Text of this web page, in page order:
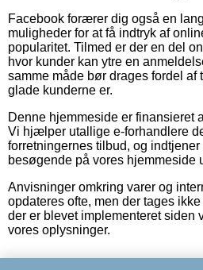
Facebook forærer dig også en
muligheder for at få indtryk af
popularitet. Tilmed er der en del
hvor kunder kan ytre en
samme måde bør drages fordel af
glade kunderne er.
Denne hjemmeside er finansieret
Vi hjælper utallige e-forhandlere
forretningernes tilbud, og
besøgende på vores hjemmeside
Anvisninger omkring varer og
opdateres ofte, men der tages
der er blevet implementeret siden
vores oplysninger.